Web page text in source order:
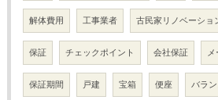
解体費用 工事業者 古民家リノベーショ
保証 チェックポイント 会社保証
保証期間 戸建 宝箱 便座 バラ